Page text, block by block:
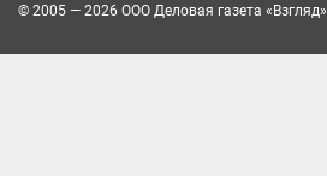
© 2005 — 2026 ООО Деловая газета «Взгляд»